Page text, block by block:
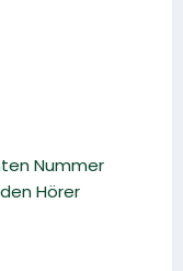
Nummer
Hörer